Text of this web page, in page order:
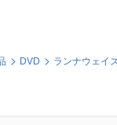
DVD ランナウェイ